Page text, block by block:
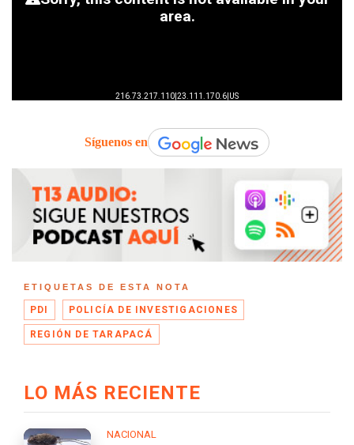
Síguenos en
ETIQUETAS DE ESTA NOTA
PDI POLICÍA DE INVESTIGACIONES
REGIÓN DE TARAPACÁ
LO MÁS RECIENTE
NACIONAL